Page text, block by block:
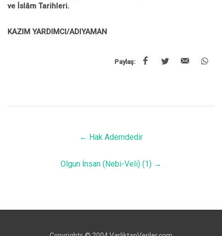
ve İslâm Tarihleri.
KAZIM YARDIMCI/ADIYAMAN
Paylaş:
← Hak Ademdedir
Olgun İnsan (Nebi-Veli) (1) →